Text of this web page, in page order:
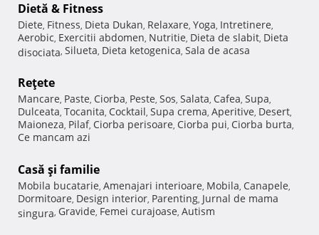
Dietă & Fitness
Diete, Fitness, Dieta Dukan, Relaxare, Yoga, Intretinere,
Aerobic, Exercitii abdomen, Nutritie, Dieta de slabit, Dieta
disociata, Silueta, Dieta ketogenica, Sala de acasa
Reţete
Mancare, Paste, Ciorba, Peste, Sos, Salata, Cafea, Supa,
Dulceata, Tocanita, Cocktail, Supa crema, Aperitive, Desert,
Maioneza, Pilaf, Ciorba perisoare, Ciorba pui, Ciorba burta,
Ce mancam azi
Casă şi familie
Mobila bucatarie, Amenajari interioare, Mobila, Canapele,
Dormitoare, Design interior, Parenting, Jurnal de mama
singura, Gravide, Femei curajoase, Autism